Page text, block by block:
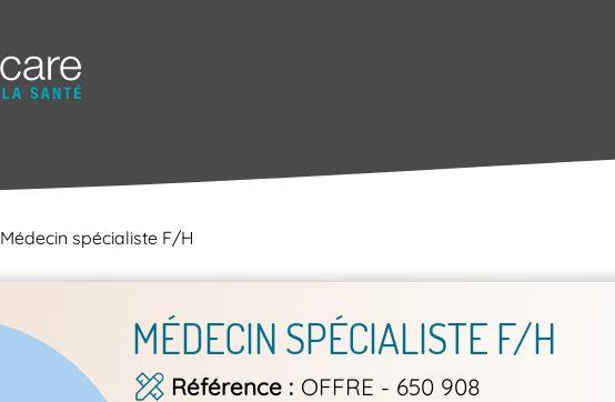
Médecin spécialiste F/H
MÉDECIN SPÉCIALISTE F/H
Référence
OFFRE - 650 908